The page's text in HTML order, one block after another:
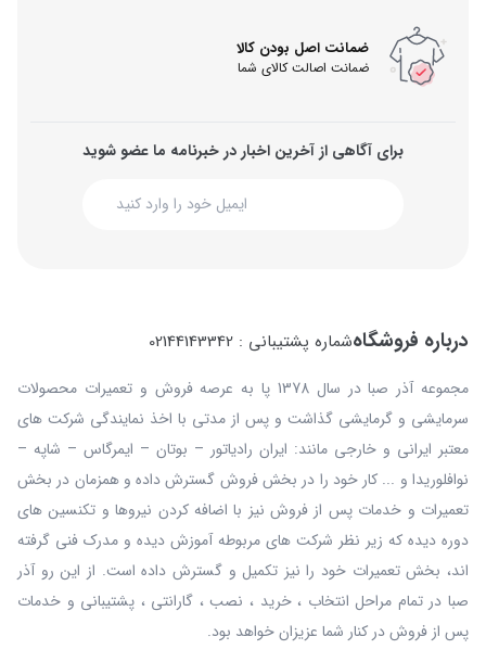
ضمانت اصل بودن کالا
ضمانت اصالت کالای شما
برای آگاهی از آخرین اخبار در خبرنامه ما عضو شوید
درباره فروشگاهشماره پشتیبانی : 02144143342
مجموعه آذر صبا در سال 1378 پا به عرصه فروش و تعمیرات محصولات
سرمایشی و گرمایشی گذاشت و پس از مدتی با اخذ نمایندگی شرکت های
معتبر ایرانی و خارجی مانند: ایران رادیاتور – بوتان – ایمرگاس – شاپه –
نوافلوریدا و ... کار خود را در بخش فروش گسترش داده و همزمان در بخش
تعمیرات و خدمات پس از فروش نیز با اضافه کردن نیروها و تکنسین های
دوره دیده که زیر نظر شرکت های مربوطه آموزش دیده و مدرک فنی گرفته
اند، بخش تعمیرات خود را نیز تکمیل و گسترش داده است. از این رو آذر
صبا در تمام مراحل انتخاب ، خرید ، نصب ، گارانتی ، پشتیبانی و خدمات
پس از فروش در کنار شما عزیزان خواهد بود.